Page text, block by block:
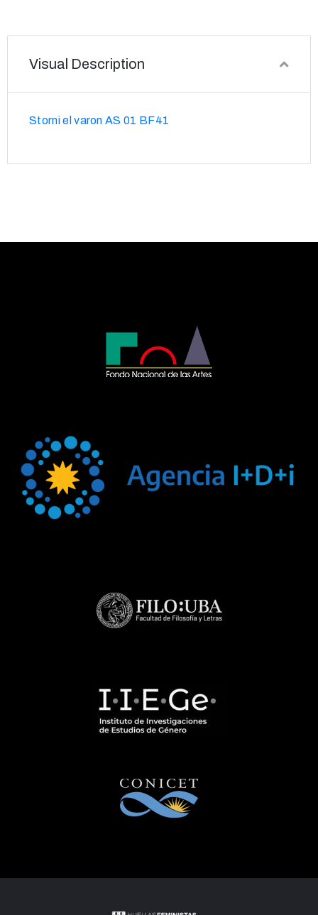
Visual Description
Storni el varon AS 01 BF41